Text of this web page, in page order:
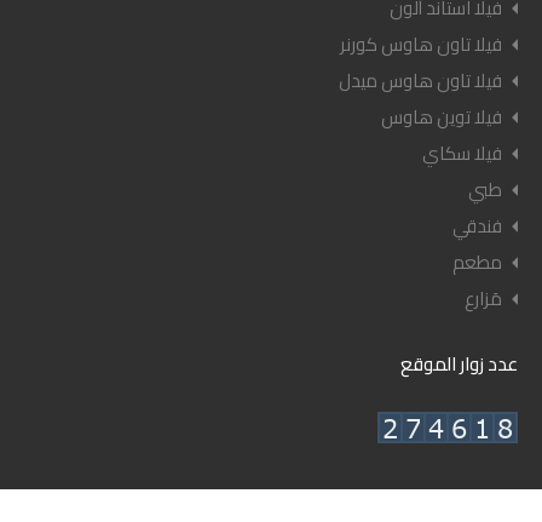
فيلا استاند ألون
فيلا تاون هاوس كورنر
فيلا تاون هاوس ميدل
فيلا توين هاوس
فيلا سكاي
طبي
فندقي
مطعم
مَزارع
عدد زوار الموقع